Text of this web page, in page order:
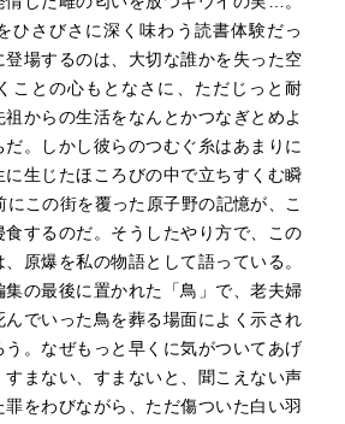
ひさびさに深く味わう読書体験だっ
登場するのは、大切な誰かを失った空
ことの心もとなさに、ただじっと耐
祖からの生活をなんとかつなぎとめよ
だ。しかし彼らのつむぐ糸はあまりに
生じたほころびの中で立ちすくむ瞬
にこの街を覆った原子野の記憶が、こ
するのだ。そうしたやり方で、この
原爆を私の物語として語っている。
集の最後に置かれた「鳥」で、老夫婦
でいった鳥を葬る場面によく示され
。なぜもっと早くに気がついてあげ
すまない、すまないと、聞こえない声
をわびながら、ただ傷ついた白い羽